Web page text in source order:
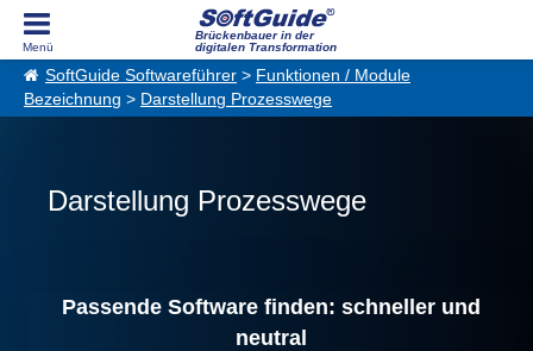
Brückenbauer in der
digitalen Transformation
SoftGuide Softwareführer > Funktionen / Module
Bezeichnung > Darstellung Prozesswege
Darstellung Prozesswege
Passende Software finden: schneller und
neutral